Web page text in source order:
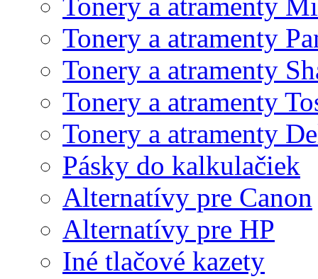
Tonery a atramenty
Tonery a atramenty
Tonery a atramenty
Tonery a atramenty
Pásky do kalkulačiek
Alternatívy pre Canon
Alternatívy pre HP
Iné tlačové kazety